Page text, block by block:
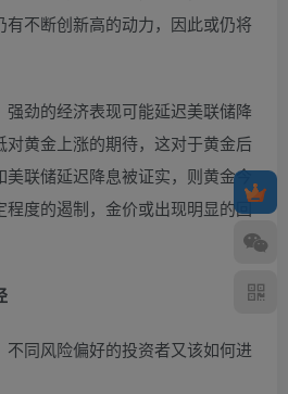
不断创新高的动力，因此或仍将
劲的经济表现可能延迟美联储降
对黄金上涨的期待，这对于黄金后
美联储延迟降息被证实，则黄金今
度的遏制，金价或出现明显的回
同风险偏好的投资者又该如何进